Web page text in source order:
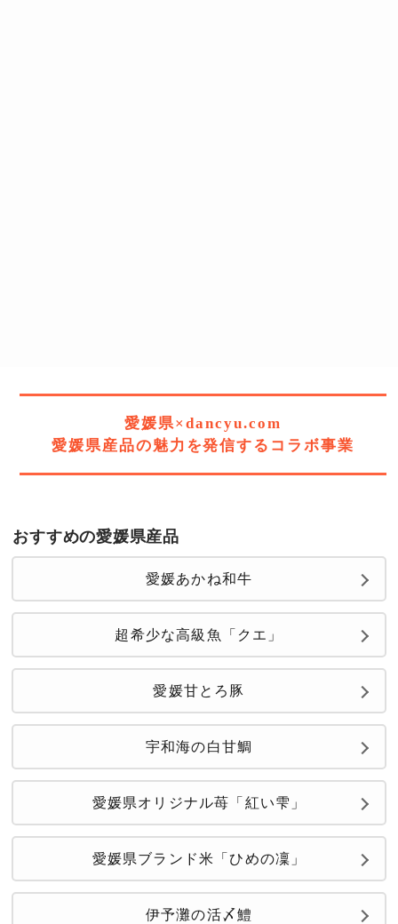
愛媛県×dancyu.com
愛媛県産品の魅力を発信するコラボ事業
おすすめの愛媛県産品
愛媛あかね和牛
超希少な高級魚「クエ」
愛媛甘とろ豚
宇和海の白甘鯛
愛媛県オリジナル苺「紅い雫」
愛媛県ブランド米「ひめの凜」
伊予灘の活〆鱧